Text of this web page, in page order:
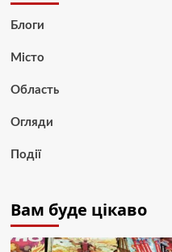
Блоги
Місто
Область
Огляди
Події
Вам буде цікаво